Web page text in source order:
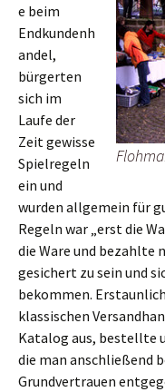
e beim
Endkundenh
andel,
bürgerten
sich im
Laufe der
Zeit gewisse
Spielregeln
ein und
wurden allgemein für
Regeln war „erst die
die Ware und bezahlte
gesichert zu sein und
bekommen.
klassischen
Katalog aus, bestellte
die man anschließend
Grundvertrauen